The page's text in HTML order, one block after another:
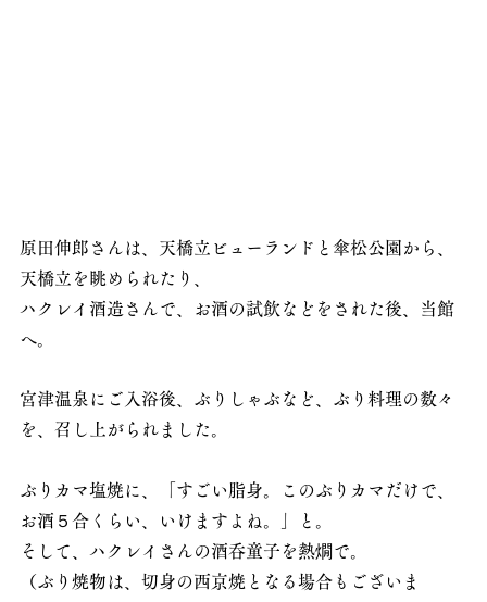
原田伸郎さんは、天橋立ビューランドと傘松公園から、
天橋立を眺められたり、
ハクレイ酒造さんで、お酒の試飲などをされた後、当館
へ。
宮津温泉にご入浴後、ぶりしゃぶなど、ぶり料理の数々
を、召し上がられました。
ぶりカマ塩焼に、「すごい脂身。このぶりカマだけで、
お酒５合くらい、いけますよね。」と。
そして、ハクレイさんの酒呑童子を熱燗で。
（ぶり焼物は、切身の西京焼となる場合もございま